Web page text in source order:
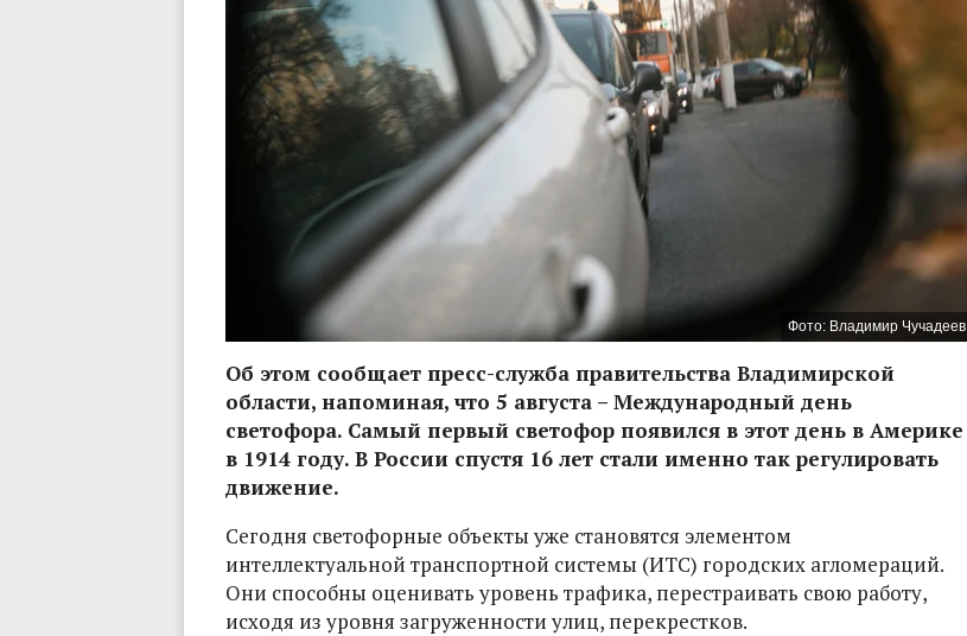
Фото: Владимир Чучадеев
Об этом сообщает пресс-служба правительства Владимирской
области, напоминая, что 5 августа – Международный день
светофора. Самый первый светофор появился в этот день в Америке
в 1914 году. В России спустя 16 лет стали именно так регулировать
движение.
Сегодня светофорные объекты уже становятся элементом
интеллектуальной транспортной системы (ИТС) городских агломераций.
Они способны оценивать уровень трафика, перестраивать свою работу,
исходя из уровня загруженности улиц, перекрестков.